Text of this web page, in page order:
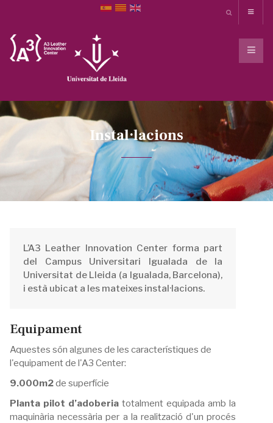
Instal·lacions
L’A3 Leather Innovation Center forma part
del Campus Universitari Igualada de la
Universitat de Lleida (a Igualada, Barcelona),
i està ubicat a les mateixes instal·lacions.
Equipament
Aquestes són algunes de les característiques de
l'equipament de l'A3 Center:
9.000m2de superfície
Planta pilot d’adoberia totalment equipada amb la
maquinària necessària per a la realització d'un procés